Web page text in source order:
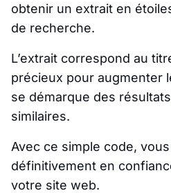
obtenir un extrait en
de recherche.
L’extrait correspond au
précieux pour augmenter
se démarque des
similaires.
Avec ce simple code,
définitivement en
votre site web.